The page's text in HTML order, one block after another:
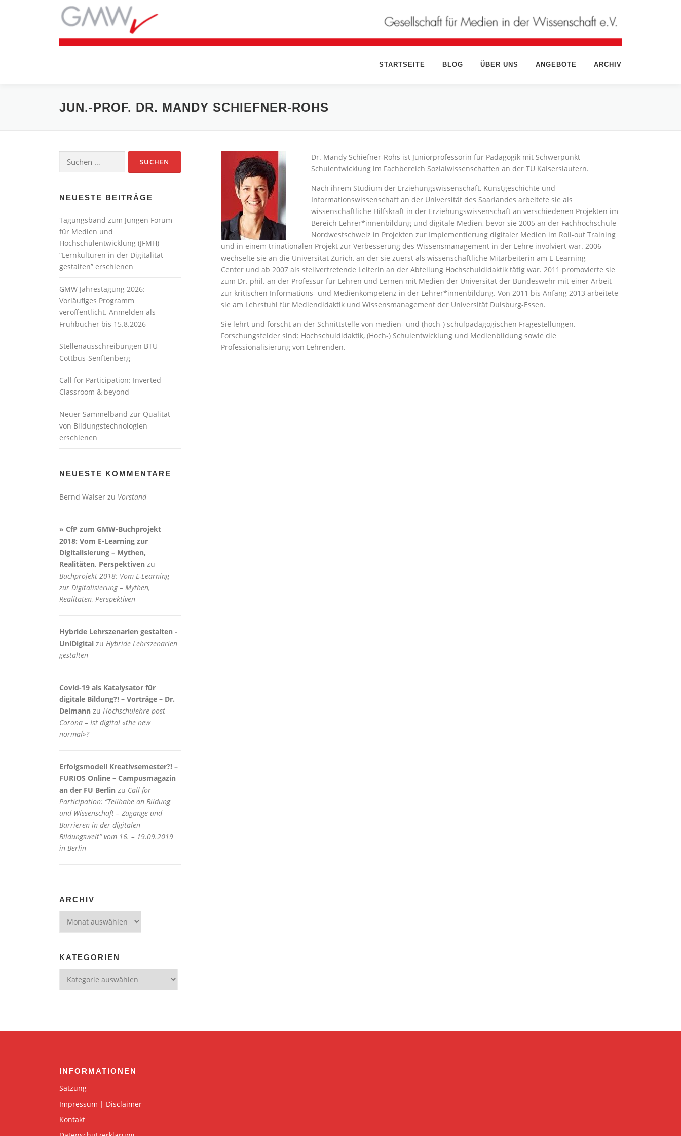
STARTSEITE BLOG ÜBER UNS ANGEBOTE ARCHIV
JUN.-PROF. DR. MANDY SCHIEFNER-ROHS
Dr. Mandy Schiefner-Rohs ist Juniorprofessorin für Pädagogik mit Schwerpunkt
Schulentwicklung im Fachbereich Sozialwissenschaften an der TU Kaiserslautern.
Nach ihrem Studium der Erziehungswissenschaft, Kunstgeschichte und
Informationswissenschaft an der Universität des Saarlandes arbeitete sie als
wissenschaftliche Hilfskraft in der Erziehungswissenschaft an verschiedenen Projekten im
Bereich Lehrer*innenbildung und digitale Medien, bevor sie 2005 an der Fachhochschule
Nordwestschweiz in Projekten zur Implementierung digitaler Medien im Roll-out Training
und in einem trinationalen Projekt zur Verbesserung des Wissensmanagement in der Lehre involviert war. 2006
wechselte sie an die Universität Zürich, an der sie zuerst als wissenschaftliche Mitarbeiterin am E-Learning
Center und ab 2007 als stellvertretende Leiterin an der Abteilung Hochschuldidaktik tätig war. 2011 promovierte sie
zum Dr. phil. an der Professur für Lehren und Lernen mit Medien der Universität der Bundeswehr mit einer Arbeit
zur kritischen Informations- und Medienkompetenz in der Lehrer*innenbildung. Von 2011 bis Anfang 2013 arbeitete
sie am Lehrstuhl für Mediendidaktik und Wissensmanagement der Universität Duisburg-Essen.
Sie lehrt und forscht an der Schnittstelle von medien- und (hoch-) schulpädagogischen Fragestellungen.
Forschungsfelder sind: Hochschuldidaktik, (Hoch-) Schulentwicklung und Medienbildung sowie die
Professionalisierung von Lehrenden.
nach:
NEUESTE BEITRÄGE
Tagungsband zum Jungen Forum
für Medien und
Hochschulentwicklung (JFMH)
“Lernkulturen in der Digitalität
gestalten” erschienen
GMW Jahrestagung 2026:
Vorläufiges Programm
veröffentlicht. Anmelden als
Frühbucher bis 15.8.2026
Stellenausschreibungen BTU
Cottbus-Senftenberg
Call for Participation: Inverted
Classroom & beyond
Neuer Sammelband zur Qualität
von Bildungstechnologien
erschienen
NEUESTE KOMMENTARE
Bernd Walser zu Vorstand
» CfP zum GMW-Buchprojekt
2018: Vom E-Learning zur
Digitalisierung – Mythen,
Realitäten, Perspektiven zu
Buchprojekt 2018: Vom E-Learning
zur Digitalisierung – Mythen,
Realitäten, Perspektiven
Hybride Lehrszenarien gestalten -
UniDigital zu Hybride Lehrszenarien
gestalten
Covid-19 als Katalysator für
digitale Bildung?! – Vorträge – Dr.
Deimann zu Hochschulehre post
Corona – Ist digital «the new
normal»?
Erfolgsmodell Kreativsemester?! –
FURIOS Online – Campusmagazin
an der FU Berlin zu Call for
Participation: “Teilhabe an Bildung
und Wissenschaft – Zugänge und
Barrieren in der digitalen
Bildungswelt” vom 16. – 19.09.2019
in Berlin
ARCHIV
KATEGORIEN
INFORMATIONEN
Satzung
Impressum | Disclaimer
Kontakt